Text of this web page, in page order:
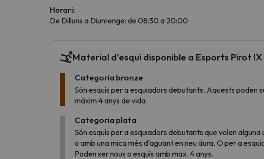
Vaja! Sembla que el nostre cercador ha perdut el nord.
Horari:
De Dilluns a Diumenge: de 08:30 a 20:00
Material d'esquí disponible a Esports Pirot IX
Categoria bronze
Són esquís per a esquiadors debutants. Aquests poden
màxim 4 anys de vida.
Categoria plata
Són esquís per a esquiadors debutants que volen alguna
o amb una mica més d'aguant en neu dura. O per a
Poden ser nous o esquís amb max. 4 anys.